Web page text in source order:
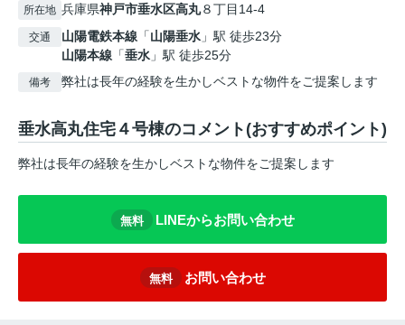
所在地 兵庫県神戸市垂水区高丸８丁目14-4
交通 山陽電鉄本線 「山陽垂水 」駅 徒歩23分
山陽本線 「垂水 」駅 徒歩25分
備考 弊社は長年の経験を生かしベストな物件をご提案します
垂水高丸住宅４号棟のコメント(おすすめポイント)
弊社は長年の経験を生かしベストな物件をご提案します
無料 LINEからお問い合わせ
無料 お問い合わせ